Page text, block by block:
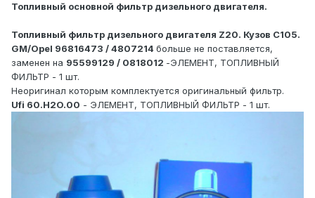
Топливный основной фильтр дизельного двигателя.
Топливный фильтр дизельного двигателя Z20. Кузов С105.
GM/Opel 96816473 / 4807214 больше не поставляется,
заменен на 95599129 / 0818012 -ЭЛЕМЕНТ, ТОПЛИВНЫЙ
ФИЛЬТР - 1 шт.
Неоригинал которым комплектуется оригинальный фильтр.
Ufi 60.H2O.00 - ЭЛЕМЕНТ, ТОПЛИВНЫЙ ФИЛЬТР - 1 шт.